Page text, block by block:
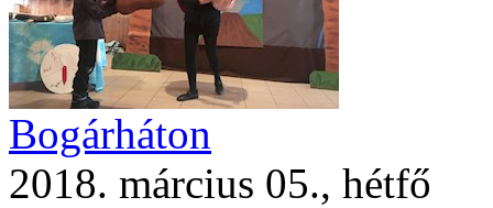
Bogárháton
2018. március 05., hétfő